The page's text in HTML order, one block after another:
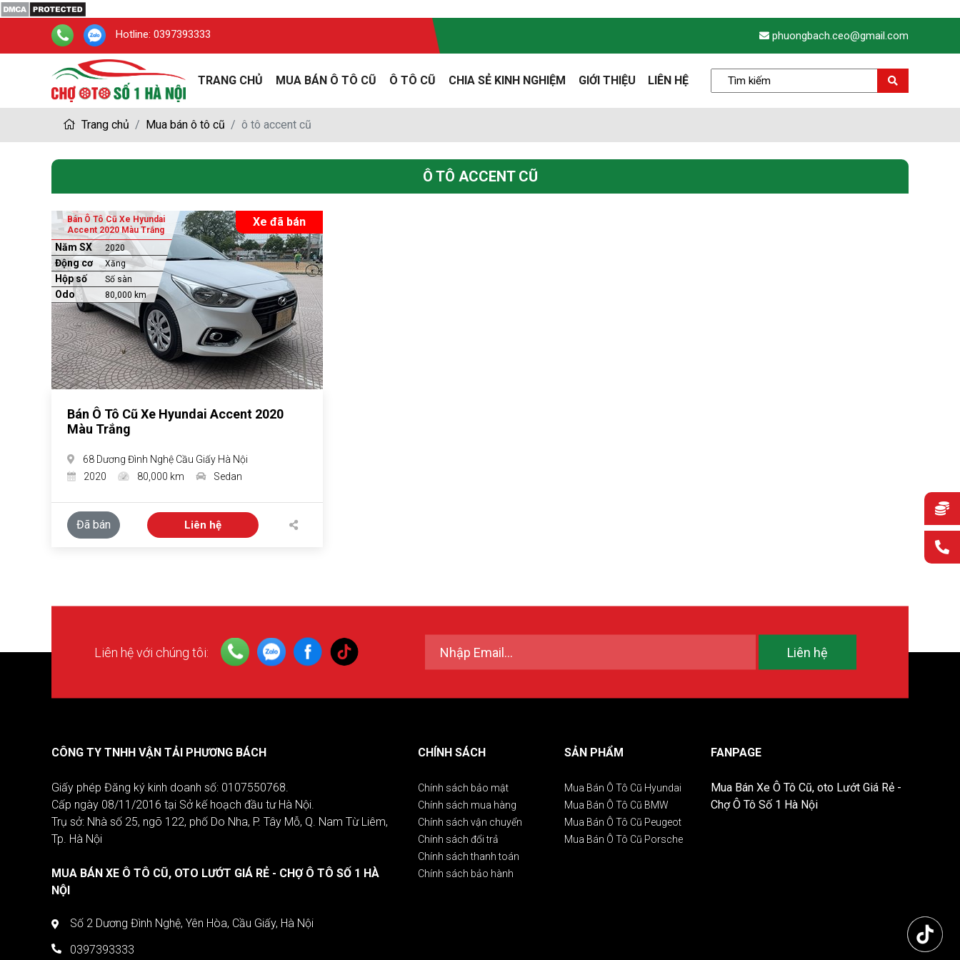
Hotline: 0397393333 phuongbach.ceo@gmail.com
TRANG CHỦ MUA BÁN Ô TÔ CŨ Ô TÔ CŨ CHIA SẺ KINH NGHIỆM GIỚI THIỆU LIÊN HỆ
Trang chủ Mua bán ô tô cũ ô tô accent cũ
Ô TÔ ACCENT CŨ
Xe đã bán
Bán Ô Tô Cũ Xe Hyundai
Accent 2020 Màu Trắng
Năm SX 2020
Động cơ Xăng
Hộp số Số sàn
Odo 80,000 km
Bán Ô Tô Cũ Xe Hyundai Accent 2020
Màu Trắng
68 Dương Đình Nghệ Cầu Giấy Hà Nội
2020
80,000 km Sedan
Đã bán Liên hệ
Liên hệ với chúng tôi: Liên hệ
CÔNG TY TNHH VẬN TẢI PHƯƠNG BÁCH
Giấy phép Đăng ký kinh doanh số: 0107550768.
Cấp ngày 08/11/2016 tại Sở kế hoạch đầu tư Hà Nội.
Trụ sở: Nhà số 25, ngõ 122, phố Do Nha, P. Tây Mỗ, Q. Nam Từ Liêm,
Tp. Hà Nội
MUA BÁN XE Ô TÔ CŨ, OTO LƯỚT GIÁ RẺ - CHỢ Ô TÔ SỐ 1 HÀ
NỘI
Số 2 Dương Đình Nghệ, Yên Hòa, Cầu Giấy, Hà Nội
0397393333
CHÍNH SÁCH
Chính sách bảo mật
Chính sách mua hàng
Chính sách vận chuyển
Chính sách đổi trả
Chính sách thanh toán
Chính sách bảo hành
SẢN PHẨM
Mua Bán Ô Tô Cũ Hyundai
Mua Bán Ô Tô Cũ BMW
Mua Bán Ô Tô Cũ Peugeot
Mua Bán Ô Tô Cũ Porsche
FANPAGE
Mua Bán Xe Ô Tô Cũ, oto Lướt Giá Rẻ -
Chợ Ô Tô Số 1 Hà Nội